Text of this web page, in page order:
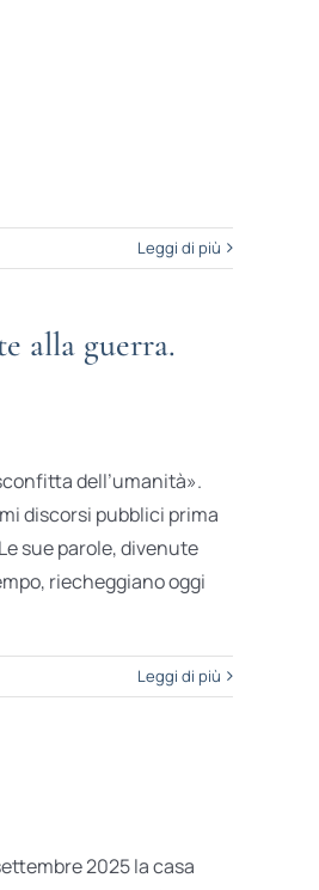
Leggi di più
alla guerra.
dell’umanità».
discorsi pubblici prima
sue parole, divenute
riecheggiano oggi
Leggi di più
2025 la casa